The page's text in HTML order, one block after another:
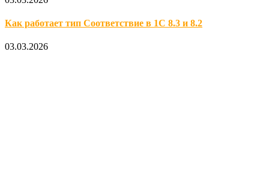
Как работает тип Соответствие в 1С 8.3 и 8.2
03.03.2026